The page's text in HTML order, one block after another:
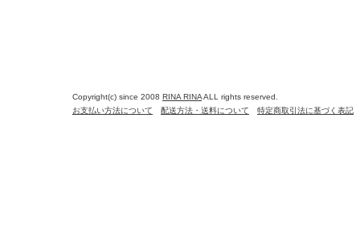
Copyright(c) since 2008 RINA RINAALL rights reserved.
お支払い方法について
配送方法・送料について 特定商取引法に基づく表記